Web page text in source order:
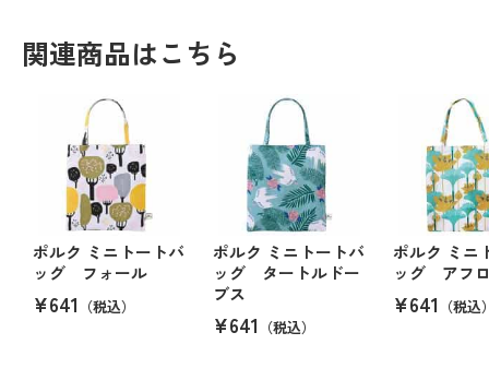
関連商品はこちら
ポルク ミニトートバ
ッグ フォール
¥641 （税込）
ポルク ミニトートバ
ッグ タートルドー
ブス
¥641 （税込）
ポルク ミニ
ッグ アフ
¥641 （税込